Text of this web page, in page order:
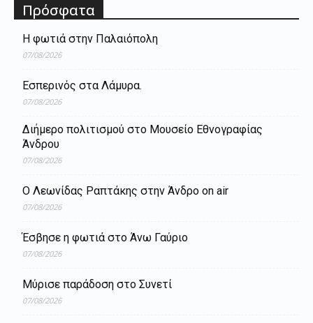
Πρόσφατα
Η φωτιά στην Παλαιόπολη
07/08/2026
Εσπερινός στα Λάμυρα.
07/08/2026
Διήμερο πολιτισμού στο Μουσείο Εθνογραφίας
Άνδρου
07/08/2026
Ο Λεωνίδας Ραπτάκης στην Άνδρο on air
07/08/2026
Έσβησε η φωτιά στο Άνω Γαύριο
07/08/2026
Μύρισε παράδοση στο Συνετί
07/08/2026